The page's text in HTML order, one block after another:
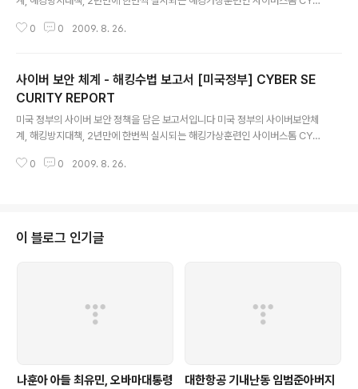
있습니다 특히 아주 세세한 보안체계도 언급돼 있어 한국의 사이버보안정책에
려면 화면창 우측 상단의 풄크린을 클릭하시거나 화면창 아래의 파일명을 클릭
하십시요 CYBER ATTACKS : THE NATIONAL PROTECTION PLAN -
0 0 2009. 8. 26.
사이버 보안 체계 - 해킹수법 보고서 [미국정부] CYBER SE
CURITY REPORT
미국 정부의 사이버 보안 정책을 담은 보고서입니다 미국 정부의 사이버보안체
계, 해킹방지대책, 2년만에 한번씩 실시되는 해킹가상훈련인 사이버스톰 CYB
있습니다 특히 아주 세세한 보안체계도 언급돼 있어 한국의 사이버보안정책에
하십시요 또 http://www.docstoc.com/collection/3502/NATIONAL-
CYBER-SECURITY에 들어가셔도 됩니다 CYBER SECURITY REPORT -
0 0 2009. 8. 26.
이 블로그 인기글
나훈아 아들 최유민, 오바마대통령
대한항공 기내난동 임범준아버지